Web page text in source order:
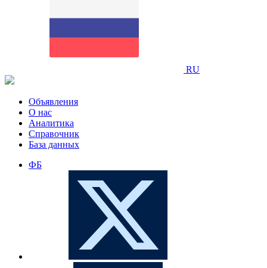
RU
Объявления
О нас
Аналитика
Справочник
База данных
ФБ